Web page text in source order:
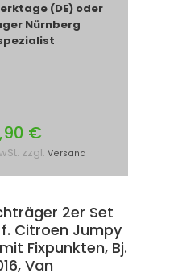
(DE) oder
Nürnberg
€
zzgl. Versand
2er Set
f. Citroen Jumpy
Fixpunkten, Bj.
Van